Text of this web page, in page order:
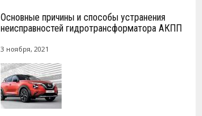
Основные причины и способы устранения
неисправностей гидротрансформатора АКПП
3 ноября, 2021